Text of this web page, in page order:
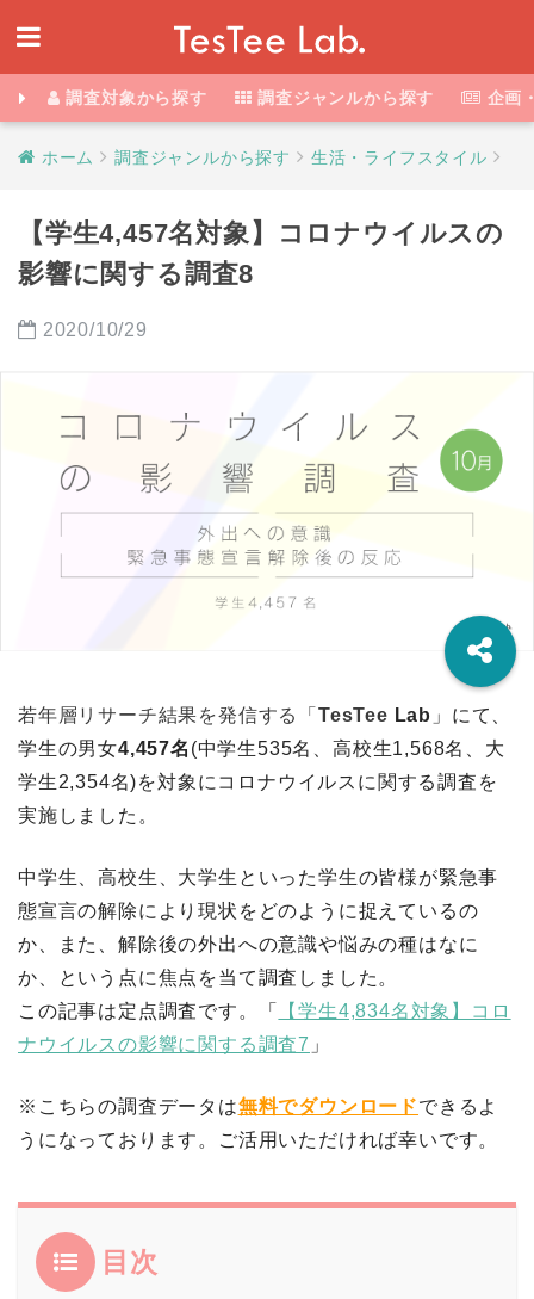
調査対象から探す 調査ジャンルから探す 企画
ホーム 調査ジャンルから探す 生活・ライフスタイル
【学生4,457名対象】コロナウイルスの
影響に関する調査8
2020/10/29
若年層リサーチ結果を発信する「 TesTee Lab 」にて、
学生の男女4,457名 (中学生535名、高校生1,568名、大
学生2,354名)を対象にコロナウイルスに関する調査を
実施しました。
中学生、高校生、大学生といった学生の皆様が緊急事
態宣言の解除により現状をどのように捉えているの
か、また、解除後の外出への意識や悩みの種はなに
か、という点に焦点を当て調査しました。
この記事は定点調査です。「
【学生4,834名対象】コロ
ナウイルスの影響に関する調査7 」
※こちらの調査データは無料でダウンロードできるよ
うになっております。ご活用いただければ幸いです。
目次